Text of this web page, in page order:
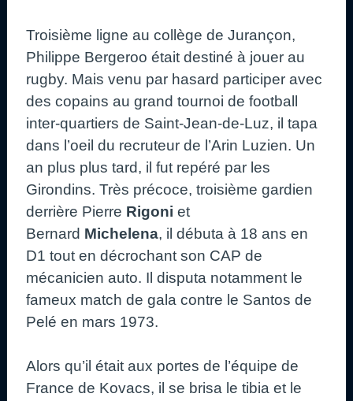
Troisième ligne au collège de Jurançon,
Philippe Bergeroo était destiné à jouer au
rugby. Mais venu par hasard participer avec
des copains au grand tournoi de football
inter-quartiers de Saint-Jean-de-Luz, il tapa
dans l’oeil du recruteur de l’Arin Luzien. Un
an plus plus tard, il fut repéré par les
Girondins. Très précoce, troisième gardien
derrière Pierre Rigoni et
Bernard Michelena, il débuta à 18 ans en
D1 tout en décrochant son CAP de
mécanicien auto. Il disputa notamment le
fameux match de gala contre le Santos de
Pelé en mars 1973.
Alors qu’il était aux portes de l’équipe de
France de Kovacs, il se brisa le tibia et le